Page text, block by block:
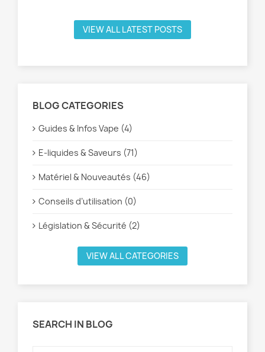
VIEW ALL LATEST POSTS
BLOG CATEGORIES
Guides & Infos Vape (4)
E-liquides & Saveurs (71)
Matériel & Nouveautés (46)
Conseils d’utilisation (0)
Législation & Sécurité (2)
VIEW ALL CATEGORIES
SEARCH IN BLOG